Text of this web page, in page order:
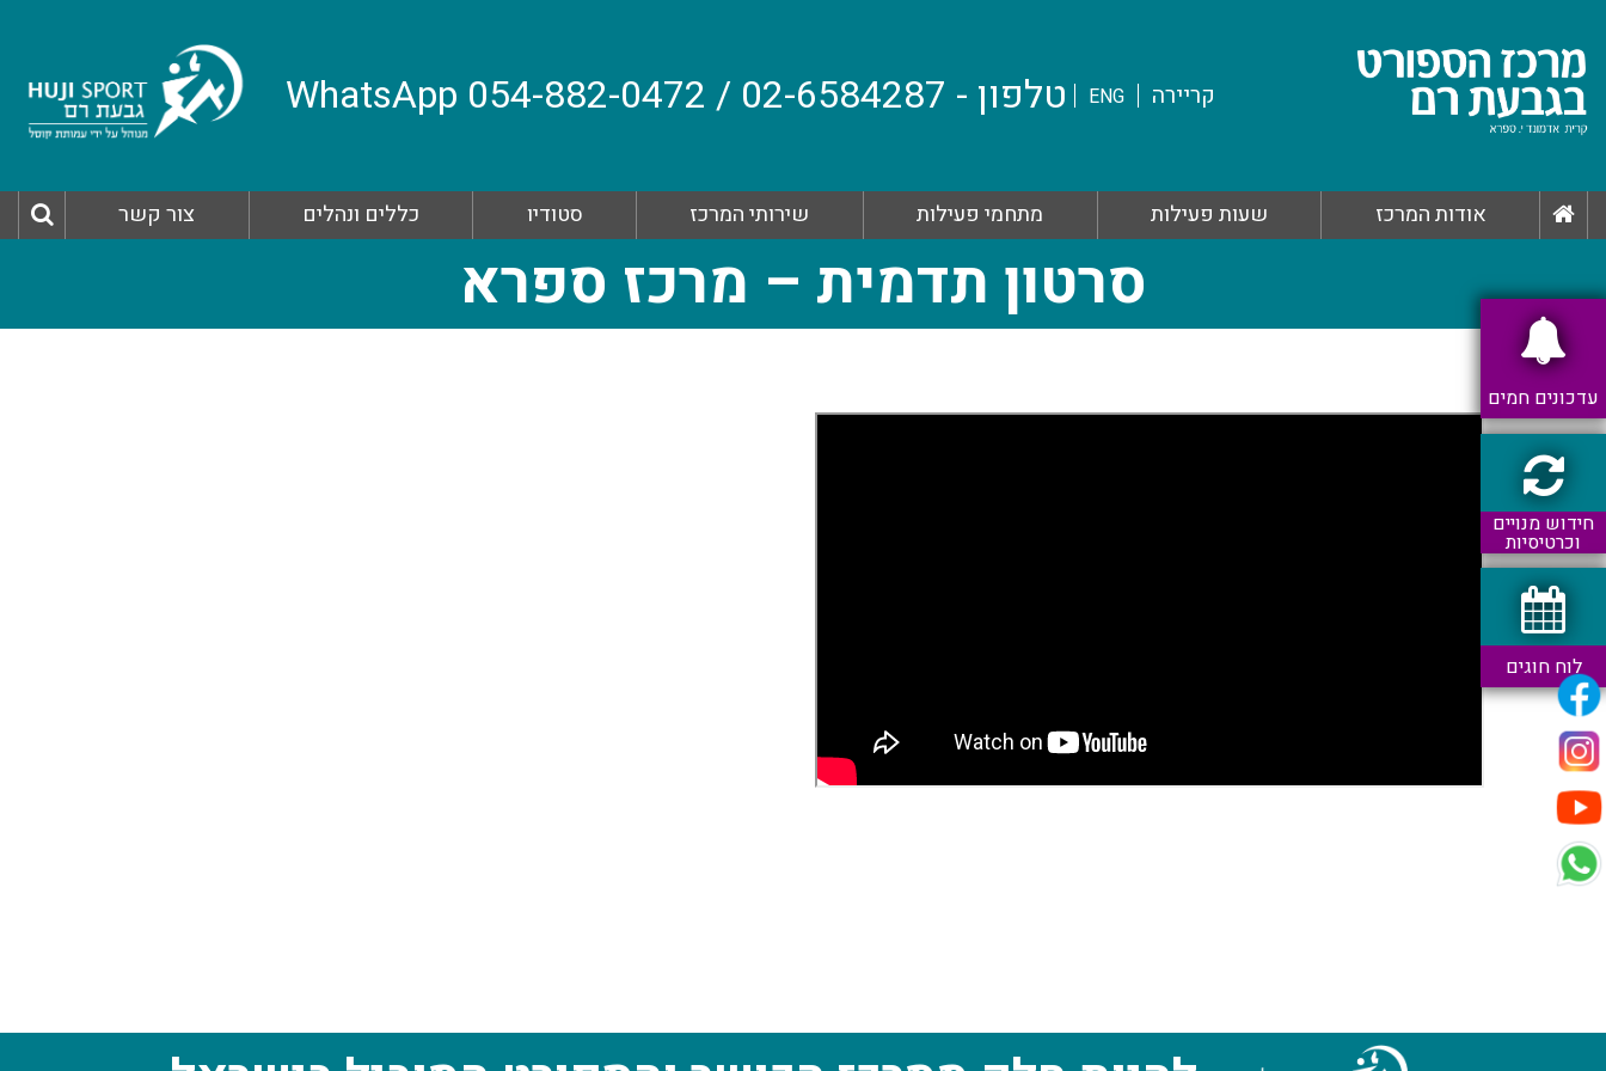
עדכונים חמים
חידוש מנויים
וכרטיסיות
לוח חוגים
קריירה ENG טלפון - 02-6584287 / 054-882-0472 WhatsApp
אודות המרכז שעות פעילות מתחמי פעילות שירותי המרכז סטודיו כללים ונהלים צור קשר
סרטון תדמית – מרכז ספרא